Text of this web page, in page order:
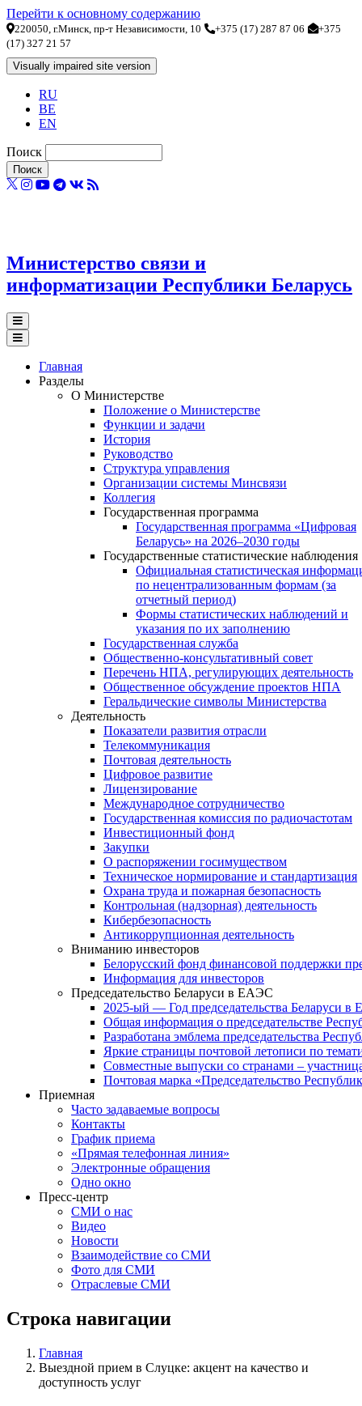
Перейти к основному содержанию
220050, г.Минск, пр-т Независимости, 10 +375 (17) 287 87 06
+375
(17) 327 21 57
RU
BE
EN
Поиск
Министерство связи и
информатизации Республики Беларусь
Главная
Разделы
О Министерстве
Положение о Министерстве
Функции и задачи
История
Руководство
Структура управления
Организации системы Минсвязи
Коллегия
Государственная программа
Государственная программа «Цифровая
Беларусь» на 2026–2030 годы
Государственные статистические наблюдения
Официальная статистическая
по нецентрализованным формам (за
отчетный период)
Формы статистических наблюдений и
указания по их заполнению
Государственная служба
Общественно-консультативный совет
Перечень НПА, регулирующих деятельность
Общественное обсуждение проектов НПА
Геральдические символы Министерства
Деятельность
Показатели развития отрасли
Телекоммуникация
Почтовая деятельность
Цифровое развитие
Лицензирование
Международное сотрудничество
Государственная комиссия по радиочастотам
Инвестиционный фонд
Закупки
О распоряжении госимуществом
Техническое нормирование и стандартизация
Охрана труда и пожарная безопасность
Контрольная (надзорная) деятельность
Кибербезопасность
Антикоррупционная деятельность
Вниманию инвесторов
Белорусский фонд финансовой поддержки
Информация для инвесторов
Председательство Беларуси в ЕАЭС
2025-ый — Год председательства Беларуси
Общая информация о председательстве
Разработана эмблема председательства
Яркие страницы почтовой летописи по
Совместные выпуски со странами –
Почтовая марка «Председательство
Приемная
Часто задаваемые вопросы
Контакты
График приема
«Прямая телефонная линия»
Электронные обращения
Одно окно
Пресс-центр
СМИ о нас
Видео
Новости
Взаимодействие со СМИ
Фото для СМИ
Отраслевые СМИ
Строка навигации
Главная
Выездной прием в Слуцке: акцент на качество и
доступность услуг